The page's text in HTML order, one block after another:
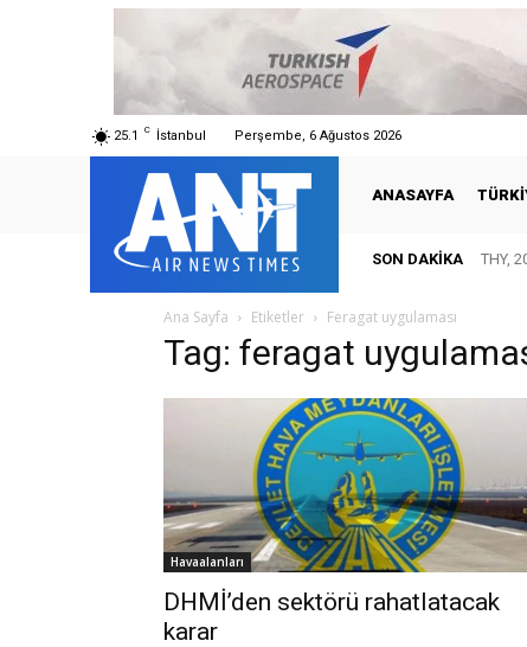
25.1 C İstanbul Perşembe, 6 Ağustos 2026
ANASAYFA
SON DAKIKA THY,
Ana Sayfa Etiketler Feragat uygulaması
Tag: feragat
Havaalanları
DHMİ’den sektörü rahatlatacak
karar